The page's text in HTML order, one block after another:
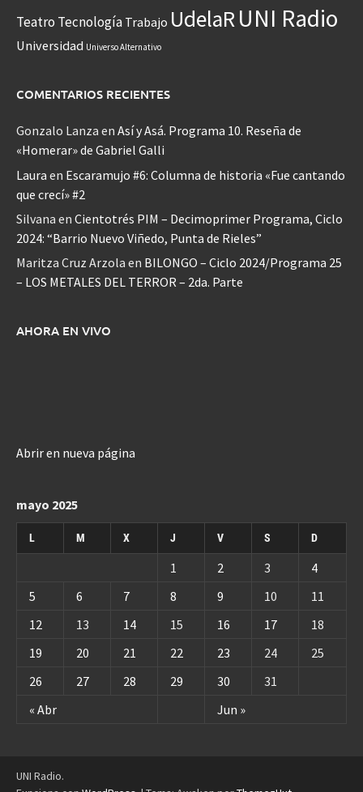
Teatro Tecnología Trabajo UdelaRUNI Radio
Universidad Universo Alternativo
COMENTARIOS RECIENTES
Gonzalo Lanza en Así y Asá. Programa 10. Reseña de
«Homerar» de Gabriel Galli
Laura en Escaramujo #6: Columna de historia «Fue cantando
que crecí» #2
Silvana en Cientotrés PIM – Decimoprimer Programa, Ciclo
2024: “Barrio Nuevo Viñedo, Punta de Rieles”
Maritza Cruz Arzola en BILONGO – Ciclo 2024/Programa 25
– LOS METALES DEL TERROR – 2da. Parte
AHORA EN VIVO
Abrir en nueva página
mayo 2025
L M X J V S D
« Abr Jun »
1 2 3
4
5
6 7 8 9 10
11
12
13 14 15 16 17
18
19
20 21 22 23 24
25
26
27 28 29 30 31
UNI Radio.